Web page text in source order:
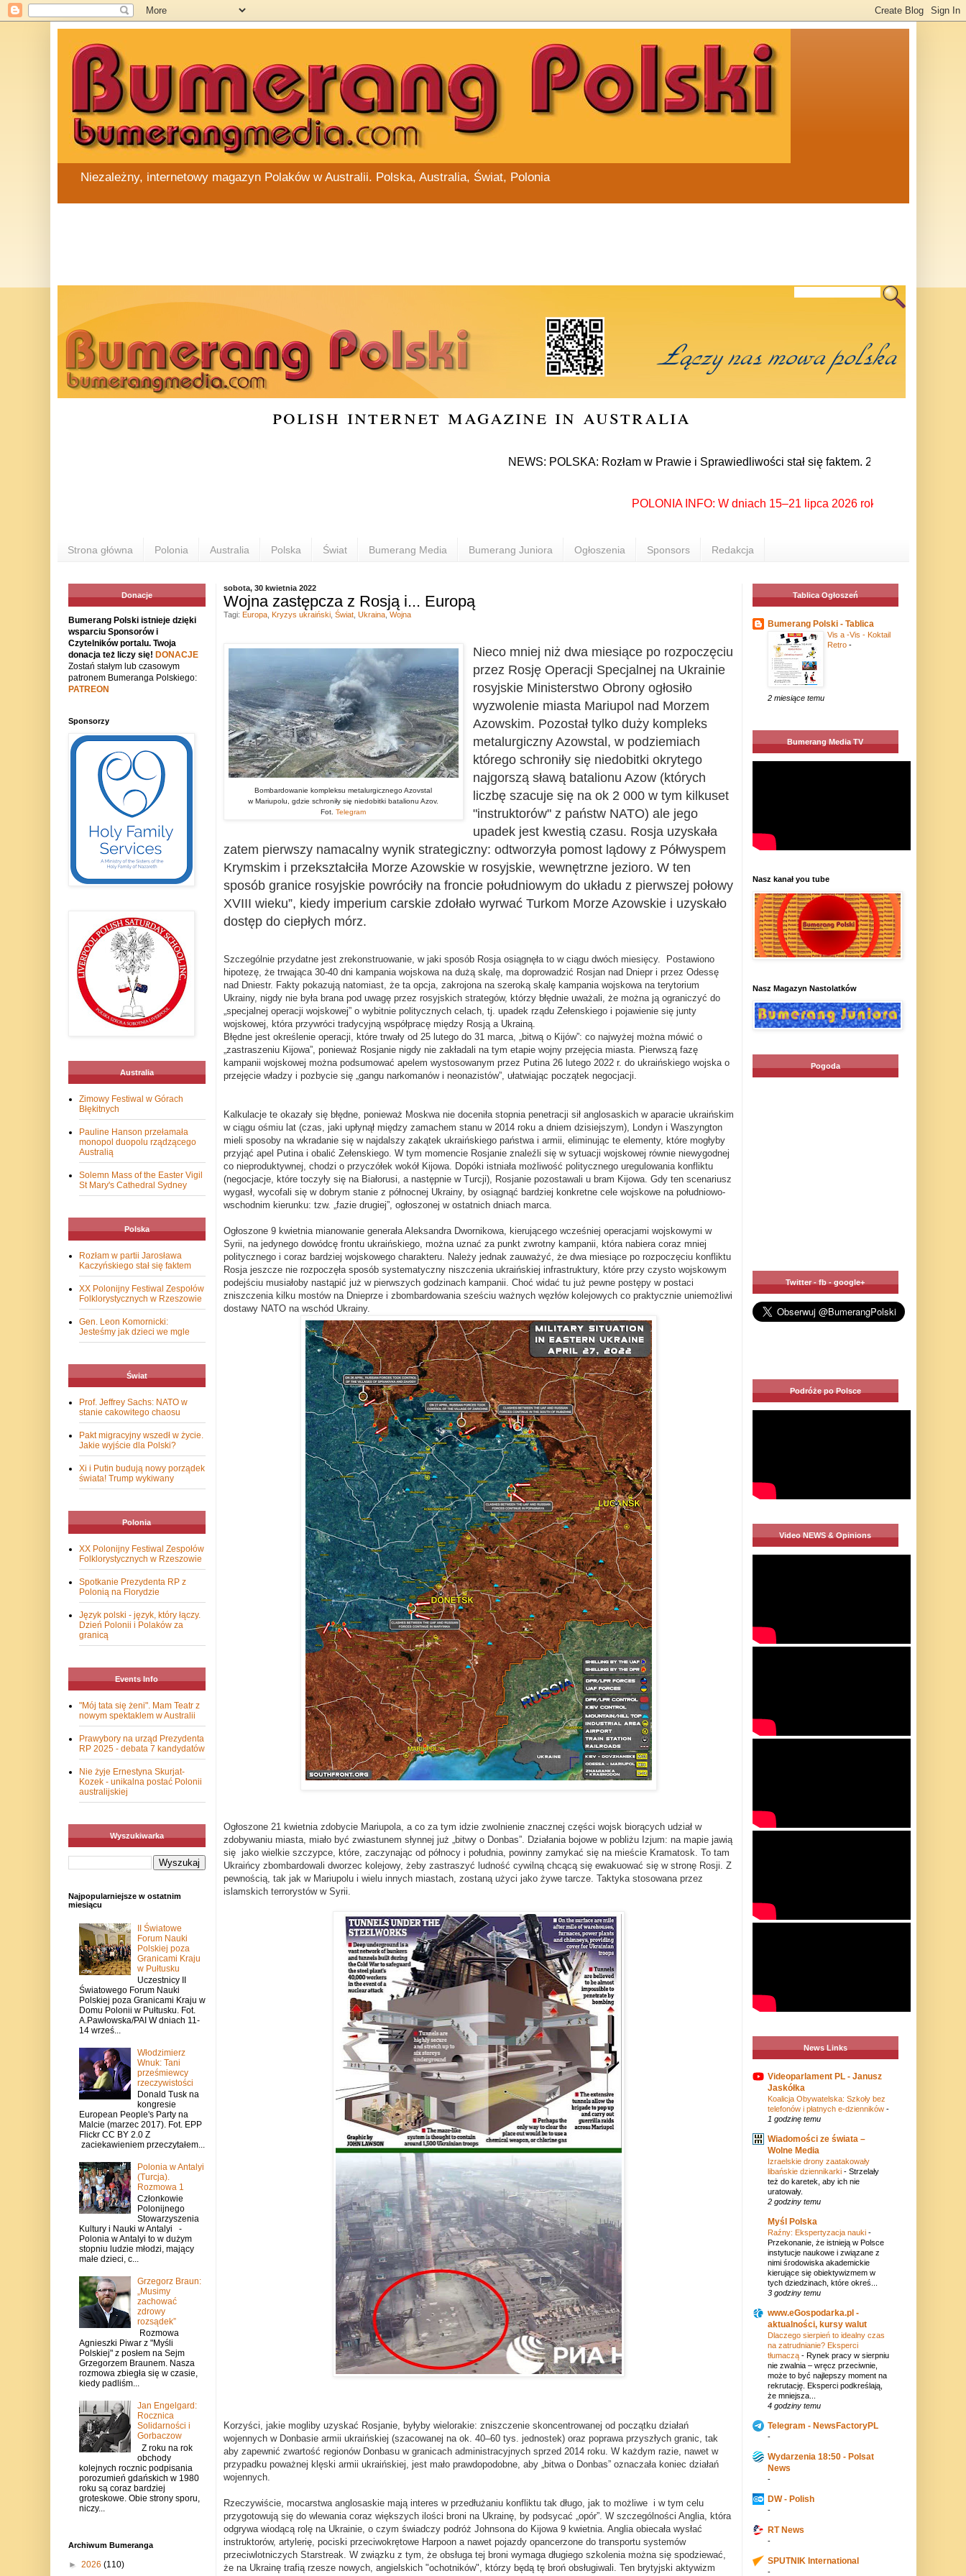
Niezależny, internetowy magazyn Polaków w Australii. Polska, Australia, Świat, Polonia
polish internet magazine in australia
NEWS: POLSKA: Rozłam w Prawie i Sprawiedliwości stał się faktem. 24 lipca prezes partii
POLONIA INFO: W dniach 15–21 lipca 2026 roku Rzeszów
Strona główna Polonia Australia Polska Świat Bumerang Media Bumerang Juniora Ogłoszenia Sponsors Redakcja
sobota, 30 kwietnia 2022
Wojna zastępcza z Rosją i... Europą
Bombardowanie kompleksu metalurgicznego Azovstal
w Mariupolu, gdzie schroniły się niedobitki batalionu Azov.
Fot. Telegram
Nieco mniej niż dwa miesiące po rozpoczęciu
przez Rosję Operacji Specjalnej na Ukrainie
rosyjskie Ministerstwo Obrony ogłosiło
wyzwolenie miasta Mariupol nad Morzem
Azowskim. Pozostał tylko duży kompleks
metalurgiczny Azowstal, w podziemiach
którego schroniły się niedobitki okrytego
najgorszą sławą batalionu Azow (których
liczbę szacuje się na ok 2 000 w tym kilkuset
"instruktorów" z państw NATO) ale jego
upadek jest kwestią czasu. Rosja uzyskała
zatem pierwszy namacalny wynik strategiczny: odtworzyła pomost lądowy z Półwyspem
Krymskim i przekształciła Morze Azowskie w rosyjskie, wewnętrzne jezioro. W ten
sposób granice rosyjskie powróciły na froncie południowym do układu z pierwszej połowy
XVIII wieku”, kiedy imperium carskie zdołało wyrwać Turkom Morze Azowskie i uzyskało
dostęp do ciepłych mórz.
Szczególnie przydatne jest zrekonstruowanie, w jaki sposób Rosja osiągnęła to w ciągu dwóch miesięcy. Postawiono
hipotezę, że trwająca 30-40 dni kampania wojskowa na dużą skalę, ma doprowadzić Rosjan nad Dniepr i przez Odessę
nad Dniestr. Fakty pokazują natomiast, że ta opcja, zakrojona na szeroką skalę kampania wojskowa na terytorium
Ukrainy, nigdy nie była brana pod uwagę przez rosyjskich strategów, którzy błędnie uważali, że można ją ograniczyć do
„specjalnej operacji wojskowej” o wybitnie politycznych celach, tj. upadek rządu Zełenskiego i pojawienie się junty
wojskowej, która przywróci tradycyjną współpracę między Rosją a Ukrainą.
Błędne jest określenie operacji, które trwały od 25 lutego do 31 marca, „bitwą o Kijów”: co najwyżej można mówić o
„zastraszeniu Kijowa”, ponieważ Rosjanie nigdy nie zakładali na tym etapie wojny przejęcia miasta. Pierwszą fazę
kampanii wojskowej można podsumować apelem wystosowanym przez Putina 26 lutego 2022 r. do ukraińskiego wojska o
przejęcie władzy i pozbycie się „gangu narkomanów i neonazistów”, ułatwiając początek negocjacji.
Kalkulacje te okazały się błędne, ponieważ Moskwa nie doceniła stopnia penetracji sił anglosaskich w aparacie ukraińskim
w ciągu ośmiu lat (czas, jaki upłynął między zamachem stanu w 2014 roku a dniem dzisiejszym), Londyn i Waszyngton
mieli sposoby na wkradanie się w najdalszy zakątek ukraińskiego państwa i armii, eliminując te elementy, które mogłyby
przyjąć apel Putina i obalić Zełenskiego. W tym momencie Rosjanie znaleźli się w sytuacji wojskowej równie niewygodnej
co nieproduktywnej, chodzi o przyczółek wokół Kijowa. Dopóki istniała możliwość politycznego uregulowania konfliktu
(negocjacje, które toczyły się na Białorusi, a następnie w Turcji), Rosjanie pozostawali u bram Kijowa. Gdy ten scenariusz
wygasł, wycofali się w dobrym stanie z północnej Ukrainy, by osiągnąć bardziej konkretne cele wojskowe na południowo-
wschodnim kierunku: tzw. „fazie drugiej”, ogłoszonej w ostatnich dniach marca.
Ogłoszone 9 kwietnia mianowanie generała Aleksandra Dwornikowa, kierującego wcześniej operacjami wojskowymi w
Syrii, na jedynego dowódcę frontu ukraińskiego, można uznać za punkt zwrotny kampanii, która nabiera coraz mniej
politycznego i coraz bardziej wojskowego charakteru. Należy jednak zauważyć, że dwa miesiące po rozpoczęciu konfliktu
Rosja jeszcze nie rozpoczęła sposób systematyczny niszczenia ukraińskiej infrastruktury, które przy czysto wojskowym
podejściu musiałoby nastąpić już w pierwszych godzinach kampanii. Choć widać tu już pewne postępy w postaci
zniszczenia kilku mostów na Dnieprze i zbombardowania sześciu ważnych węzłów kolejowych co praktycznie uniemożliwi
dostawy NATO na wschód Ukrainy.
Ogłoszone 21 kwietnia zdobycie Mariupola, a co za tym idzie zwolnienie znacznej części wojsk biorących udział w
zdobywaniu miasta, miało być zwiastunem słynnej już „bitwy o Donbas”. Działania bojowe w pobliżu Izjum: na mapie jawią
się jako wielkie szczypce, które, zaczynając od północy i południa, powinny zamykać się na mieście Kramatosk. To tam
Ukraińcy zbombardowali dworzec kolejowy, żeby zastraszyć ludność cywilną chcącą się ewakuować się w stronę Rosji. Z
pewnością, tak jak w Mariupolu i wielu innych miastach, zostaną użyci jako żywe tarcze. Taktyka stosowana przez
islamskich terrorystów w Syrii.
Korzyści, jakie mogliby uzyskać Rosjanie, byłyby wielorakie: zniszczenie skoncentrowanej od początku działań
wojennych w Donbasie armii ukraińskiej (szacowanej na ok. 40–60 tys. jednostek) oraz poprawa przyszłych granic, tak
aby zapewnić zwartość regionów Donbasu w granicach administracyjnych sprzed 2014 roku. W każdym razie, nawet w
przypadku poważnej klęski armii ukraińskiej, jest mało prawdopodobne, aby „bitwa o Donbas” oznaczała koniec działań
wojennych.
Rzeczywiście, mocarstwa anglosaskie mają interes w przedłużaniu konfliktu tak długo, jak to możliwe i w tym celu
przygotowują się do wlewania coraz większych ilości broni na Ukrainę, by podsycać „opór”. W szczególności Anglia, która
odgrywa wiodącą rolę na Ukrainie, o czym świadczy podróż Johnsona do Kijowa 9 kwietnia. Anglia obiecała wysłać
instruktorów, artylerię, pociski przeciwokrętowe Harpoon a nawet pojazdy opancerzone do transportu systemów
przeciwlotniczych Starstreak. W związku z tym, że obsługa tej broni wymaga długiego szkolenia można się spodziewać,
że na Ukrainę trafią rzesze nowych, angielskich "ochotników", którzy będą tę broń obsługiwali. Ten brytyjski aktywizm
Tagi: Europa, Kryzys ukraiński, Świat, Ukraina, Wojna
Donacje
Bumerang Polski istnieje dzięki
wsparciu Sponsorów i
Czytelników portalu. Twoja
donacja też liczy się! DONACJE
Zostań stałym lub czasowym
patronem Bumeranga Polskiego:
PATREON
Sponsorzy
Australia
Zimowy Festiwal w Górach
Błękitnych
Pauline Hanson przełamała
monopol duopolu rządzącego
Australią
Solemn Mass of the Easter Vigil
St Mary's Cathedral Sydney
Polska
Rozłam w partii Jarosława
Kaczyńskiego stał się faktem
XX Polonijny Festiwal Zespołów
Folklorystycznych w Rzeszowie
Gen. Leon Komornicki:
Jesteśmy jak dzieci we mgle
Świat
Prof. Jeffrey Sachs: NATO w
stanie cakowitego chaosu
Pakt migracyjny wszedł w życie.
Jakie wyjście dla Polski?
Xi i Putin budują nowy porządek
świata! Trump wykiwany
Polonia
XX Polonijny Festiwal Zespołów
Folklorystycznych w Rzeszowie
Spotkanie Prezydenta RP z
Polonią na Florydzie
Język polski - język, który łączy.
Dzień Polonii i Polaków za
granicą
Events Info
"Mój tata się żeni". Mam Teatr z
nowym spektaklem w Australii
Prawybory na urząd Prezydenta
RP 2025 - debata 7 kandydatów
Nie żyje Ernestyna Skurjat-
Kozek - unikalna postać Polonii
australijskiej
Wyszukiwarka
Najpopularniejsze w ostatnim
miesiącu
II Światowe
Forum Nauki
Polskiej poza
Granicami Kraju
w Pułtusku
Uczestnicy II
Światowego Forum Nauki
Polskiej poza Granicami Kraju w
Domu Polonii w Pułtusku. Fot.
A.Pawłowska/PAI W dniach 11-
14 wrześ...
Włodzimierz
Wnuk: Tani
prześmiewcy
rzeczywistości
Donald Tusk na
kongresie
European People's Party na
Malcie (marzec 2017). Fot. EPP
Flickr CC BY 2.0 Z
zaciekawieniem przeczytałem...
Polonia w Antalyi
(Turcja).
Rozmowa 1
Członkowie
Polonijnego
Stowarzyszenia
Kultury i Nauki w Antalyi -
Polonia w Antalyi to w dużym
stopniu ludzie młodzi, mający
małe dzieci, c...
Grzegorz Braun:
„Musimy
zachować
zdrowy
rozsądek”
Rozmowa
Agnieszki Piwar z "Myśli
Polskiej" z posłem na Sejm
Grzegorzem Braunem. Nasza
rozmowa zbiegła się w czasie,
kiedy padliśm...
Jan Engelgard:
Rocznica
Solidarności i
Gorbaczow
Z roku na rok
obchody
kolejnych rocznic podpisania
porozumień gdańskich w 1980
roku są coraz bardziej
groteskowe. Obie strony sporu,
niczy...
Archiwum Bumeranga
► 2026 (110)
Tablica Ogłoszeń
Bumerang Polski - Tablica
Vis a -Vis - Koktail
Retro -
2 miesiące temu
Bumerang Media TV
Nasz kanał you tube
Nasz Magazyn Nastolatków
Pogoda
Twitter - fb - google+
Podróże po Polsce
Video NEWS & Opinions
News Links
Videoparlament PL - Janusz
Jaskółka
Koalicja Obywatelska: Szkoły bez
telefonów i płatnych e-dzienników -
1 godzinę temu
Wiadomości ze świata –
Wolne Media
Izraelskie drony zaatakowały
libańskie dziennikarki - Strzelały
też do karetek, aby ich nie
uratowały.
2 godziny temu
Myśl Polska
Raźny: Ekspertyzacja nauki -
Przekonanie, że istnieją w Polsce
instytucje naukowe i związane z
nimi środowiska akademickie
kierujące się obiektywizmem w
tych dziedzinach, które okreś...
3 godziny temu
www.eGospodarka.pl -
aktualności, kursy walut
Dlaczego sierpień to idealny czas
na zatrudnianie? Eksperci
tłumaczą - Rynek pracy w sierpniu
nie zwalnia – wręcz przeciwnie,
może to być najlepszy moment na
rekrutację. Eksperci podkreślają,
że mniejsza...
4 godziny temu
Telegram - NewsFactoryPL
-
Wydarzenia 18:50 - Polsat
News
-
DW - Polish
-
RT News
-
SPUTNIK International
-